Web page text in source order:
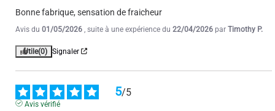
Bonne fabrique, sensation de fraicheur
Avis du 01/05/2026 , suite à une expérience du 22/04/2026 par Timothy P.
Utile(0) Signaler
5/5
Avis vérifié